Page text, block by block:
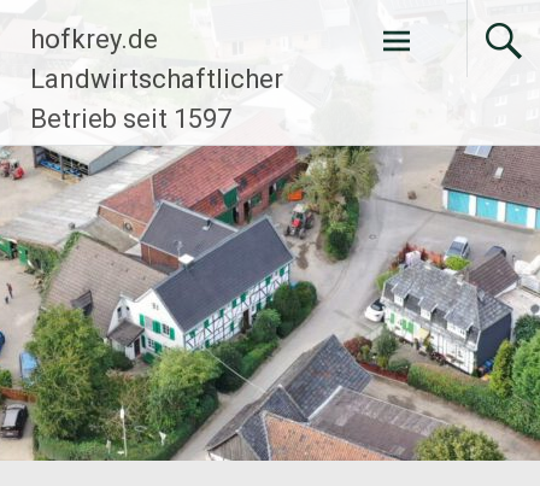
Zum
Inhalt
springen
hofkrey.de
Landwirtschaftlicher
Betrieb seit 1597